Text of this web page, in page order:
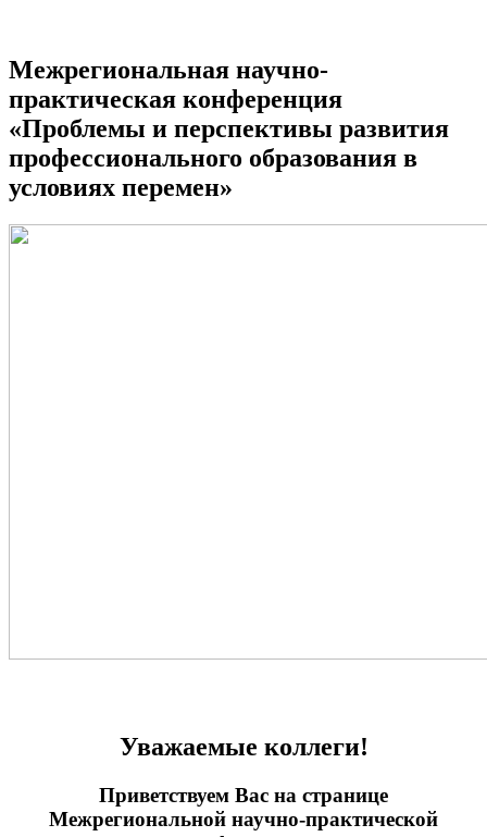
Межрегиональная научно-
практическая конференция
«Проблемы и перспективы развития
профессионального образования в
условиях перемен»
Уважаемые коллеги!
Приветствуем Вас на странице
Межрегиональной научно-практической